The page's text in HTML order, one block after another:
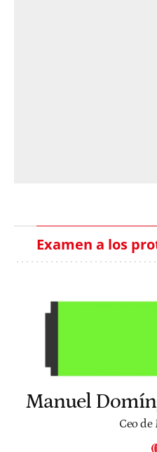
Examen a los
Manuel
Ceo de